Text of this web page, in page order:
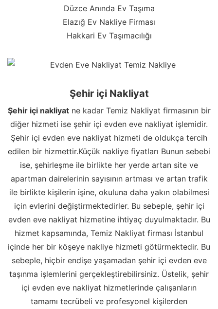
Düzce Anında Ev Taşıma
Elazığ Ev Nakliye Firması
Hakkari Ev Taşımacılığı
Şehir içi Nakliyat
Şehir içi nakliyatne kadar Temiz Nakliyat firmasının bir
diğer hizmeti ise şehir içi evden eve nakliyat işlemidir.
Şehir içi evden eve nakliyat hizmeti de oldukça tercih
edilen bir hizmettir.Küçük nakliye fiyatları Bunun sebebi
ise, şehirleşme ile birlikte her yerde artan site ve
apartman dairelerinin sayısının artması ve artan trafik
ile birlikte kişilerin işine, okuluna daha yakın olabilmesi
için evlerini değiştirmektedirler. Bu sebeple, şehir içi
evden eve nakliyat hizmetine ihtiyaç duyulmaktadır. Bu
hizmet kapsamında, Temiz Nakliyat firması İstanbul
içinde her bir köşeye nakliye hizmeti götürmektedir. Bu
sebeple, hiçbir endişe yaşamadan şehir içi evden eve
taşınma işlemlerini gerçekleştirebilirsiniz. Üstelik, şehir
içi evden eve nakliyat hizmetlerinde çalışanların
tamamı tecrübeli ve profesyonel kişilerden